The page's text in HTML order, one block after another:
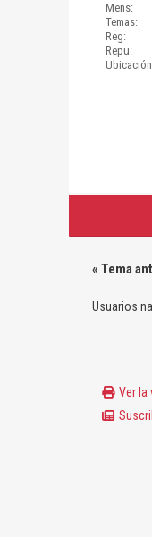
Mens:
Temas:
Reg:
Repu:
« Tema
Usuarios
Ver la